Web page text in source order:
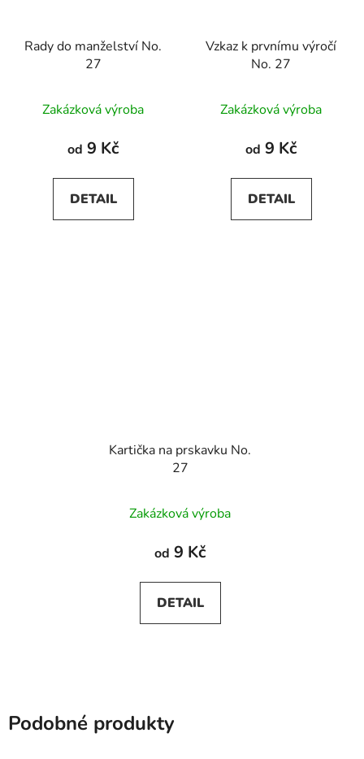
Rady do manželství No.
27
Zakázková výroba
od 9 Kč
DETAIL
Vzkaz k prvnímu výročí
No. 27
Zakázková výroba
od 9 Kč
DETAIL
Kartička na prskavku No.
27
Zakázková výroba
od 9 Kč
DETAIL
Podobné produkty